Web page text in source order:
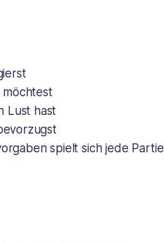
Lust hast
spielt sich jede Partie